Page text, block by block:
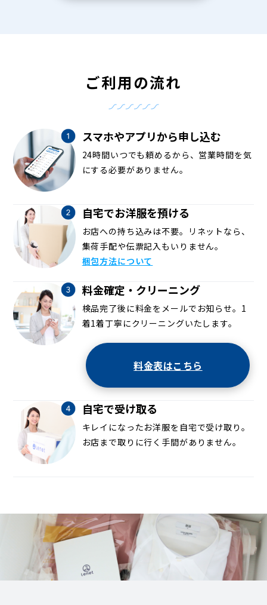
ご利用の流れ
スマホやアプリから申し込む
24時間いつでも頼めるから、営業時間を気
にする必要がありません。
自宅でお洋服を預ける
お店への持ち込みは不要。リネットなら、
集荷手配や伝票記入もいりません。
梱包方法について
料金確定・クリーニング
検品完了後に料金をメールでお知らせ。1
着1着丁寧にクリーニングいたします。
料金表はこちら
自宅で受け取る
キレイになったお洋服を自宅で受け取り。
お店まで取りに行く手間がありません。